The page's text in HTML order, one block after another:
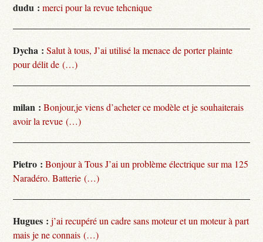
dudu : merci pour la revue tehcnique
Dycha : Salut à tous, J’ai utilisé la menace de porter plainte
pour délit de (…)
milan : Bonjour,je viens d’acheter ce modèle et je souhaiterais
avoir la revue (…)
Pietro : Bonjour à Tous J’ai un problème électrique sur ma 125
Naradéro. Batterie (…)
Hugues : j’ai recupéré un cadre sans moteur et un moteur à part
mais je ne connais (…)